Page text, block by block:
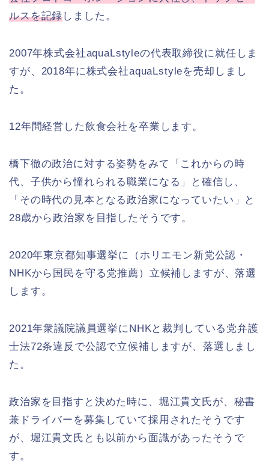
ルスを記録しました。
2007年株式会社aquaLstyleの代表取締役に就任しま
すが、2018年に株式会社aquaLstyleを売却しまし
た。
12年間経営した飲食会社を卒業します。
橋下徹の政治に対する姿勢をみて「これからの時
代、子供から憧れられる職業になる」と確信し、
「その時代の見本となる政治家になっていたい」と
28歳から政治家を目指したそうです。
2020年東京都知事選挙に（ホリエモン新党公認・
NHKから国民を守る党推薦）立候補しますが、落選
します。
2021年衆議院議員選挙にNHKと裁判している党弁護
士法72条違反で公認で立候補しますが、落選しまし
た。
政治家を目指すと決めた時に、堀江貴文氏が、秘書
兼ドライバーを募集していて採用されたそうです
が、堀江貴文氏とも以前から面識があったそうで
す。